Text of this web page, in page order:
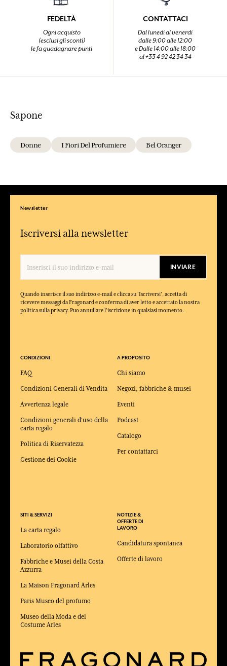
FEDELTÀ
Ogni acquisto
(esclusi gli sconti)
le fa guadagnare punti
CONTATTACI
Dal lunedi al venerdi
dalle 9:00 alle 12:00
e Dalle 14:00 alle 18:00
al +33 4 92 42 34 34
Sapone
Donne I Fiori Del Profumiere Bel Oranger
Newsletter
Iscriversi alla newsletter
INVIARE
Quando inserisce il suo indirizzo e-mail e clicca su 'Iscriversi', accetta di
ricevere messaggi da Fragonard e conferma di aver letto e accettato la nostra
politica sulla privacy. Puo annullare l'iscrizione in qualsiasi momento.
CONDIZIONI
FAQ
Condizioni Generali di Vendita
Avvertenza legale
Condizioni generali d'uso della
carta regalo
Politica di Riservatezza
Gestione dei Cookie
SITI & SERVIZI
La carta regalo
Laboratorio olfattivo
Fabbriche e Musei della Costa
Azzurra
La Maison Fragonard Arles
Paris Museo del profumo
Museo della Moda e del
Costume Arles
A PROPOSITO
Chi siamo
Negozi, fabbriche & musei
Eventi
Podcast
Catalogo
Per contattarci
NOTIZIE &
OFFERTE DI
LAVORO
Candidatura spontanea
Offerte di lavoro